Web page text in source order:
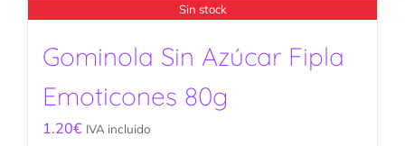
Sin stock
Gominola Sin Azúcar Fipla
Emoticones 80g
1.20€ IVA incluido